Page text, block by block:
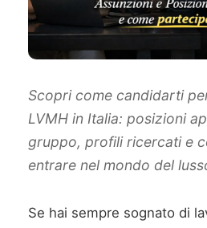
Scopri come candidarti
LVMH in Italia: posizioni
gruppo, profili ricercati e
entrare nel mondo del
Se hai sempre sognato di